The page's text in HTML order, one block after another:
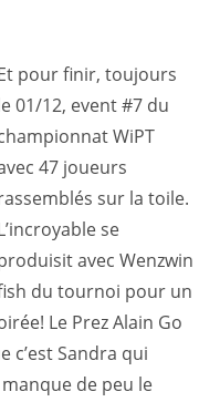
pour finir, toujours
01/12, event #7 du
WiPT
47 joueurs
sur la toile.
se
avec Wenzwin
du tournoi pour un
Le Prez Alain Go
c’est Sandra qui
manque de peu le